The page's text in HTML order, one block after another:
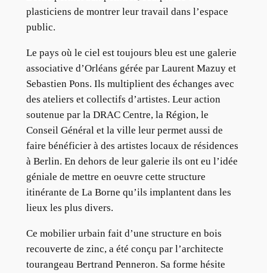
plasticiens de montrer leur travail dans l’espace
public.
Le pays où le ciel est toujours bleu est une galerie
associative d’Orléans gérée par Laurent Mazuy et
Sebastien Pons. Ils multiplient des échanges avec
des ateliers et collectifs d’artistes. Leur action
soutenue par la DRAC Centre, la Région, le
Conseil Général et la ville leur permet aussi de
faire bénéficier à des artistes locaux de résidences
à Berlin. En dehors de leur galerie ils ont eu l’idée
géniale de mettre en oeuvre cette structure
itinérante de La Borne qu’ils implantent dans les
lieux les plus divers.
Ce mobilier urbain fait d’une structure en bois
recouverte de zinc, a été conçu par l’architecte
tourangeau Bertrand Penneron. Sa forme hésite